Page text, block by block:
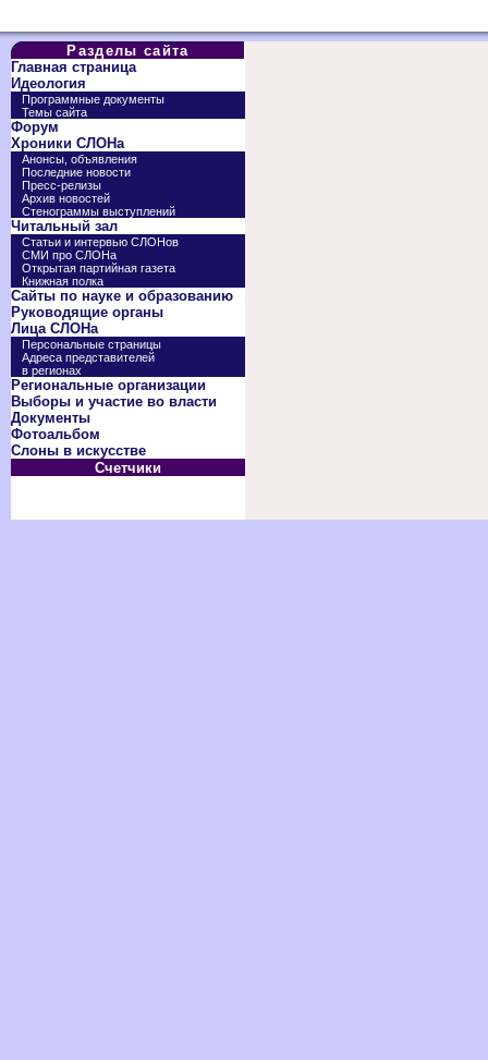
Разделы сайта
Главная страница
Идеология
Программные документы
Темы сайта
Форум
Хроники СЛОНа
Анонсы, объявления
Последние новости
Пресс-релизы
Архив новостей
Стенограммы выступлений
Читальный зал
Статьи и интервью СЛОНов
СМИ про СЛОНа
Открытая партийная газета
Книжная полка
Сайты по науке и образованию
Руководящие органы
Лица СЛОНа
Персональные страницы
Адреса представителей
в регионах
Региональные организации
Выборы и участие во власти
Документы
Фотоальбом
Слоны в искусстве
Счетчики